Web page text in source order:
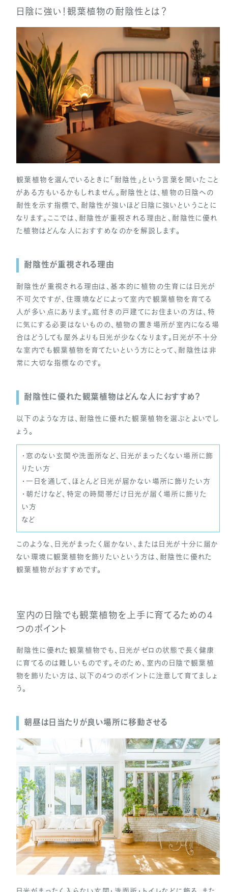
日陰に強い！観葉植物の耐陰性とは？
観葉植物を選んでいるときに「耐陰性」という言葉を聞いたこと
がある方もいるかもしれません。耐陰性とは、植物の日陰への
耐性を示す指標で、耐陰性が強いほど日陰に強いということに
なります。ここでは、耐陰性が重視される理由と、耐陰性に優れ
た植物はどんな人におすすめなのかを解説します。
耐陰性が重視される理由
耐陰性が重視される理由は、基本的に植物の生育には日光が
不可欠ですが、住環境などによって室内で観葉植物を育てる
人が多い点にあります。庭付きの戸建てにお住まいの方は、特
に気にする必要はないものの、植物の置き場所が室内になる場
合はどうしても屋外よりも日光が少なくなります。日光が不十分
な室内でも観葉植物を育てたいという方にとって、耐陰性は非
常に大切な指標なのです。
耐陰性に優れた観葉植物はどんな人におすすめ？
以下のような方は、耐陰性に優れた観葉植物を選ぶとよいでし
ょう。
・窓のない玄関や洗面所など、日光がまったくない場所に飾
りたい方
・一日を通して、ほとんど日光が届かない場所に飾りたい方
・朝だけなど、特定の時間帯だけ日光が届く場所に飾りた
い方
など
このような、日光がまったく届かない、または日光が十分に届か
ない環境に観葉植物を飾りたいという方は、耐陰性に優れた
観葉植物がおすすめです。
室内の日陰でも観葉植物を上手に育てるための4
つのポイント
耐陰性に優れた観葉植物でも、日光がゼロの状態で長く健康
に育てるのは難しいものです。そのため、室内の日陰で観葉植
物を飾りたい方は、以下の4つのポイントに注意して育てましょ
う。
朝昼は日当たりが良い場所に移動させる